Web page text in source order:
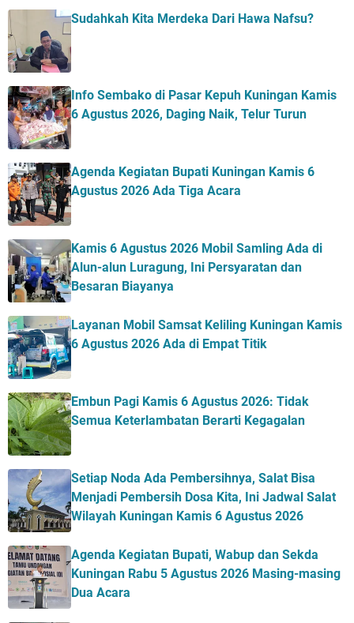
Sudahkah Kita Merdeka Dari Hawa Nafsu?
Info Sembako di Pasar Kepuh Kuningan Kamis
6 Agustus 2026, Daging Naik, Telur Turun
Agenda Kegiatan Bupati Kuningan Kamis 6
Agustus 2026 Ada Tiga Acara
Kamis 6 Agustus 2026 Mobil Samling Ada di
Alun-alun Luragung, Ini Persyaratan dan
Besaran Biayanya
Layanan Mobil Samsat Keliling Kuningan Kamis
6 Agustus 2026 Ada di Empat Titik
Embun Pagi Kamis 6 Agustus 2026: Tidak
Semua Keterlambatan Berarti Kegagalan
Setiap Noda Ada Pembersihnya, Salat Bisa
Menjadi Pembersih Dosa Kita, Ini Jadwal Salat
Wilayah Kuningan Kamis 6 Agustus 2026
Agenda Kegiatan Bupati, Wabup dan Sekda
Kuningan Rabu 5 Agustus 2026 Masing-masing
Dua Acara